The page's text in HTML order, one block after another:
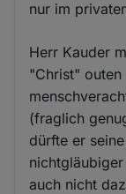
nur im
Herr Kauder
"Christ"
(fraglich
dürfte er
auch nicht